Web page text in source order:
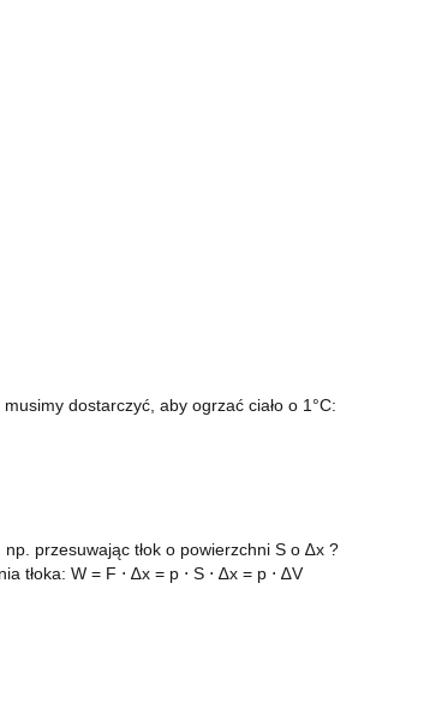
dostarczyć, aby ogrzać ciało o 1°C:
przesuwając tłok o powierzchni S o ∆x ?
tłoka: W = F ⋅ ∆x = p ⋅ S ⋅ ∆x = p ⋅ ∆V